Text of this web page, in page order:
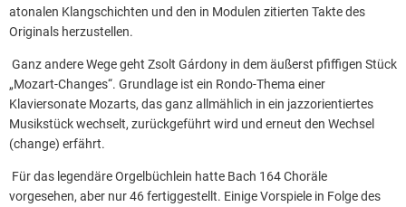
atonalen Klangschichten und den in Modulen zitierten Takte des
Originals herzustellen.
Ganz andere Wege geht Zsolt Gárdony in dem äußerst pfiffigen Stück
„Mozart-Changes“. Grundlage ist ein Rondo-Thema einer
Klaviersonate Mozarts, das ganz allmählich in ein jazzorientiertes
Musikstück wechselt, zurückgeführt wird und erneut den Wechsel
(change) erfährt.
Für das legendäre Orgelbüchlein hatte Bach 164 Choräle
vorgesehen, aber nur 46 fertiggestellt. Einige Vorspiele in Folge des